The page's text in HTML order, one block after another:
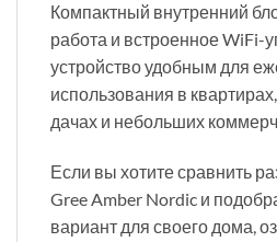
Компактный внутренний
работа и встроенное WiFi-
устройство удобным для
использования в
дачах и небольших
Если вы хотите сравнить
Gree Amber Nordic и
вариант для своего дома,